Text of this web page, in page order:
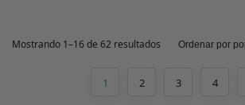
Mostrando 1–16 de 62 resultados
1 2 3 4